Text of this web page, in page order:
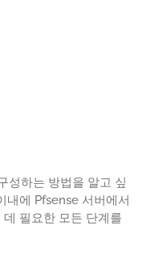
성하는 방법을 알고 싶
내에 Pfsense 서버에서
필요한 모든 단계를